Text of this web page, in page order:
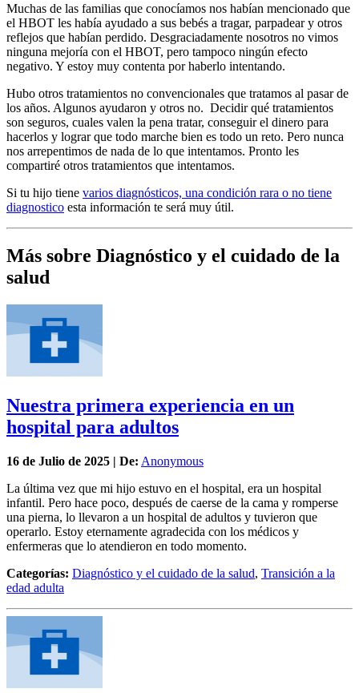
Muchas de las familias que conocíamos nos habían mencionado que
el HBOT les había ayudado a sus bebés a tragar, parpadear y otros
reflejos que habían perdido. Desgraciadamente nosotros no vimos
ninguna mejoría con el HBOT, pero tampoco ningún efecto
negativo. Y estoy muy contenta por haberlo intentando.
Hubo otros tratamientos no convencionales que tratamos al pasar de
los años. Algunos ayudaron y otros no. Decidir qué tratamientos
son seguros, cuales valen la pena tratar, conseguir el dinero para
hacerlos y lograr que todo marche bien es todo un reto. Pero nunca
nos arrepentimos de nada de lo que intentamos. Pronto les
compartiré otros tratamientos que intentamos.
Si tu hijo tiene varios diagnósticos, una condición rara o no tiene
diagnostico esta información te será muy útil.
Más sobre Diagnóstico y el cuidado de la
salud
Nuestra primera experiencia en un
hospital para adultos
16 de Julio de 2025 | De: Anonymous
La última vez que mi hijo estuvo en el hospital, era un hospital
infantil. Pero hace poco, después de caerse de la cama y romperse
una pierna, lo llevaron a un hospital de adultos y tuvieron que
operarlo. Estoy eternamente agradecida con los médicos y
enfermeras que lo atendieron en todo momento.
Categorías: Diagnóstico y el cuidado de la salud, Transición a la
edad adulta